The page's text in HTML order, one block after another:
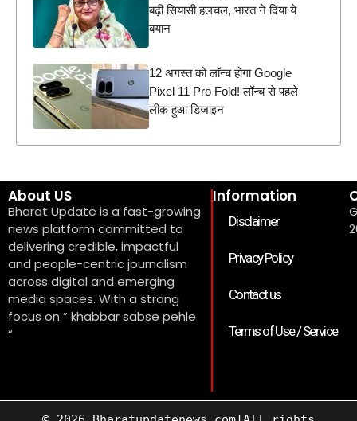
बढ़ी सियासी हलचल, भारत ने दिया ये
बयान
12 अगस्त को लॉन्च होगा Google
Pixel 11 Pro Fold! लॉन्च से पहले
लीक हुआ डिजाइन
About US
Bharat Update is a fast-growing
news platform committed to
delivering credible, impactful
and people-centric journalism
across digital and emerging
media spaces. With a strong
focus on ” khabbar sabse pehle
“
Information
Disclaimer
Privacy Policy
Contact us
Terms of Use / Service